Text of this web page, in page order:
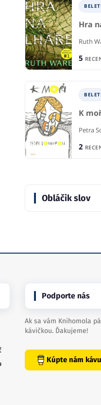
Hra
Ruth
5
K
Petra
2
Obláčik slov
Podporte nás
Ak sa vám Knihomola
kávičkou. Ďakujeme!
Kúpte nám kávu